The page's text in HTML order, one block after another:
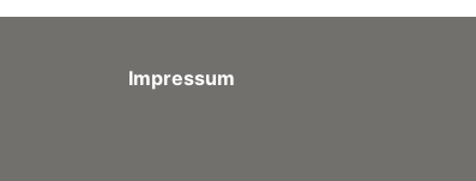
Impressum